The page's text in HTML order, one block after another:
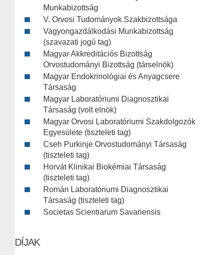
Munkabizottság
V. Orvosi Tudományok Szakbizottsága
Vagyongazdálkodási Munkabizottság
(szavazati jogú tag)
Magyar Akkreditációs Bizottság
Orvostudományi Bizottság (társelnök)
Magyar Endokrinológiai és Anyagcsere
Társaság
Magyar Laboratóriumi Diagnosztikai
Társaság (volt elnök)
Magyar Orvosi Laboratóriumi Szakdolgozók
Egyesülete (tiszteleti tag)
Cseh Purkinje Orvostudományi Társaság
(tiszteleti tag)
Horvát Klinikai Biokémiai Társaság
(tiszteleti tag)
Román Laboratóriumi Diagnosztikai
Társaság (tiszteleti tag)
Societas Scientiarum Savariensis
DÍJAK